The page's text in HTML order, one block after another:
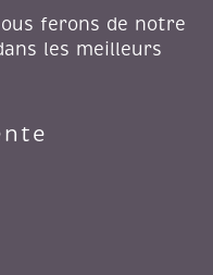
ferons de notre
les meilleurs